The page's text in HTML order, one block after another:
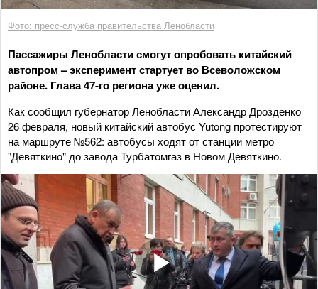
Фото: пресс-служба правительства Ленобласти
Пассажиры Ленобласти смогут опробовать китайский
автопром – эксперимент стартует во Всеволожском
районе. Глава 47-го региона уже оценил.
Как сообщил губернатор Ленобласти Александр Дрозденко
26 февраля, новый китайский автобус Yutong протестируют
на маршруте №562: автобусы ходят от станции метро
"Девяткино" до завода Турбатомгаз в Новом Девяткино.